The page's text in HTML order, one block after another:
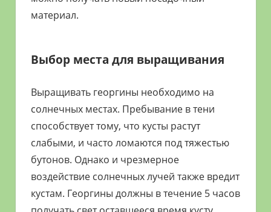
материал.
Выбор места для выращивания
Выращивать георгины необходимо на
солнечных местах. Пребывание в тени
способствует тому, что кусты растут
слабыми, и часто ломаются под тяжестью
бутонов. Однако и чрезмерное
воздействие солнечных лучей также вредит
кустам. Георгины должны в течение 5 часов